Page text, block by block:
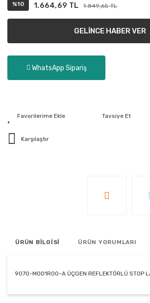
%10 1.664,69 TL 1.849,65 TL
GELİNCE HABER VER
WhatsApp Sipariş
Tavsiye Et
Karşılaştır
ÜRÜN BİLGİSİ ÜRÜN YORUMLARI
9070-M001R00-A ÜÇGEN REFLEKTÖRLÜ STOP